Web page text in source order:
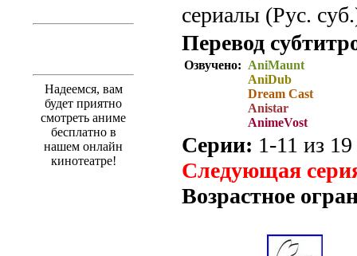
Надеемся, вам
будет приятно
смотреть аниме
бесплатно в
нашем онлайн
кинотеатре!
сериалы (Рус.
Перевод
Озвучено: AniMaunt
AniDub
Dream Cast
Anistar
AnimeVost
Серии: 1-11 из
Следующая
Возрастное